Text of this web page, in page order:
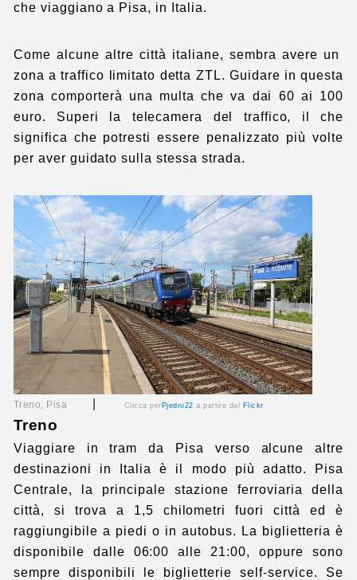
che viaggiano a Pisa, in Italia.
Come alcune altre città italiane, sembra avere un
zona a traffico limitato detta ZTL. Guidare in questa
zona comporterà una multa che va dai 60 ai 100
euro. Superi la telecamera del traffico, il che
significa che potresti essere penalizzato più volte
per aver guidato sulla stessa strada.
Treno, Pisa Clicca per Pjedro22 a partire dal Flickr
Treno
Viaggiare in tram da Pisa verso alcune altre
destinazioni in Italia è il modo più adatto. Pisa
Centrale, la principale stazione ferroviaria della
città, si trova a 1,5 chilometri fuori città ed è
raggiungibile a piedi o in autobus. La biglietteria è
disponibile dalle 06:00 alle 21:00, oppure sono
sempre disponibili le biglietterie self-service. Se